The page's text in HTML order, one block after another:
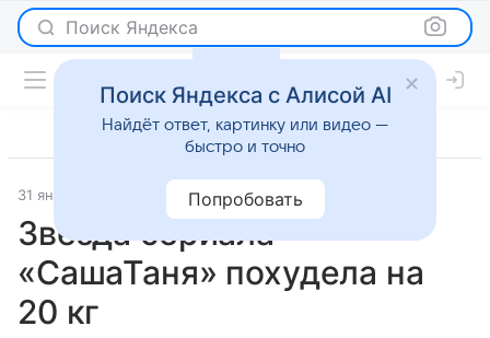
Поиск Яндекса
31 января 2023 Super.ru Красота
Звезда сериала
«СашаТаня» похудела на
20 кг
Поиск Яндекса с Алисой AI
Найдёт ответ, картинку или видео —
быстро и точно
Попробовать